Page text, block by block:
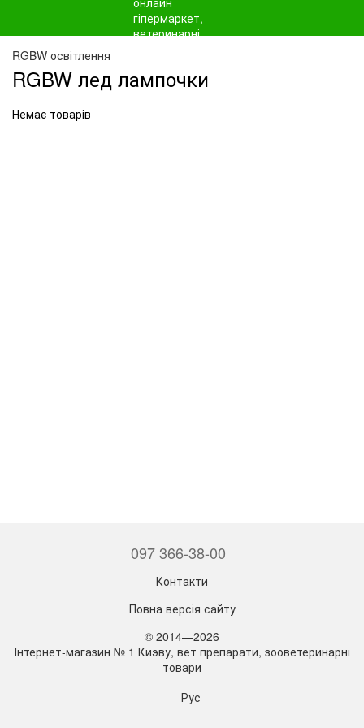
RGBW освітлення
RGBW лед лампочки
Немає товарів
097 366-38-00
Контакти
Повна версія сайту
© 2014—2026
Інтернет-магазин № 1 Киэву, вет препарати, зооветеринарні
товари
Рус